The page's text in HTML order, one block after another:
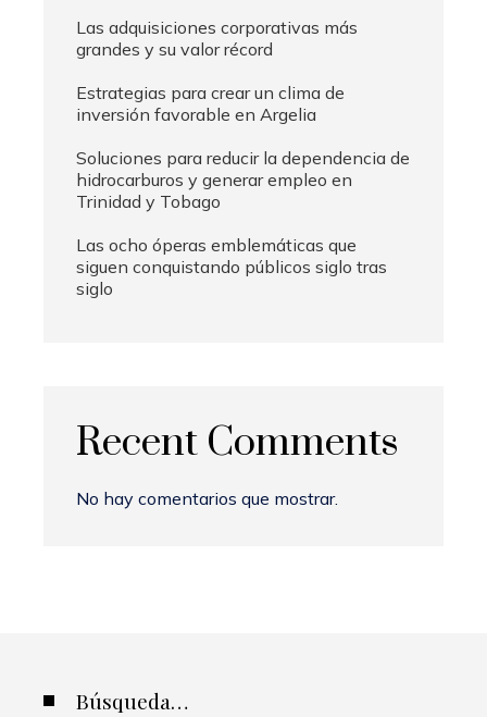
Las adquisiciones corporativas más
grandes y su valor récord
Estrategias para crear un clima de
inversión favorable en Argelia
Soluciones para reducir la dependencia de
hidrocarburos y generar empleo en
Trinidad y Tobago
Las ocho óperas emblemáticas que
siguen conquistando públicos siglo tras
siglo
Recent Comments
No hay comentarios que mostrar.
Búsqueda…